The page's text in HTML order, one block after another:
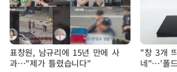
표창원, 남규리에 15년 만에 사
과…"제가 틀렸습니다"
"창 3개
네"…'폴